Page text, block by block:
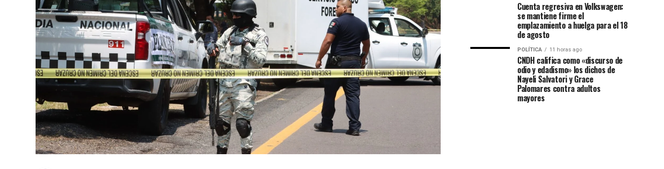
Cuenta regresiva en Volkswagen:
se mantiene firme el
emplazamiento a huelga para el 18
de agosto
POLÍTICA 11 horas ago
CNDH califica como «discurso de
odio y edadismo» los dichos de
Nayeli Salvatori y Grace
Palomares contra adultos
mayores